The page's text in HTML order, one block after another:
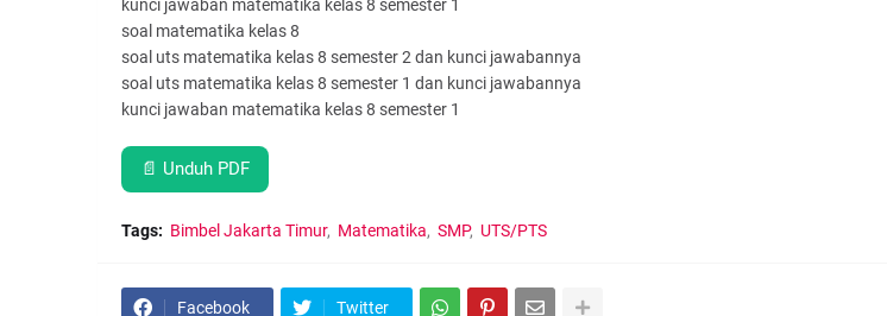
kunci jawaban matematika kelas 8 semester 1
soal matematika kelas 8
soal uts matematika kelas 8 semester 2 dan kunci jawabannya
soal uts matematika kelas 8 semester 1 dan kunci jawabannya
kunci jawaban matematika kelas 8 semester 1
📄 Unduh PDF
Tags: Bimbel Jakarta Timur Matematika SMP UTS/PTS
Facebook Twitter